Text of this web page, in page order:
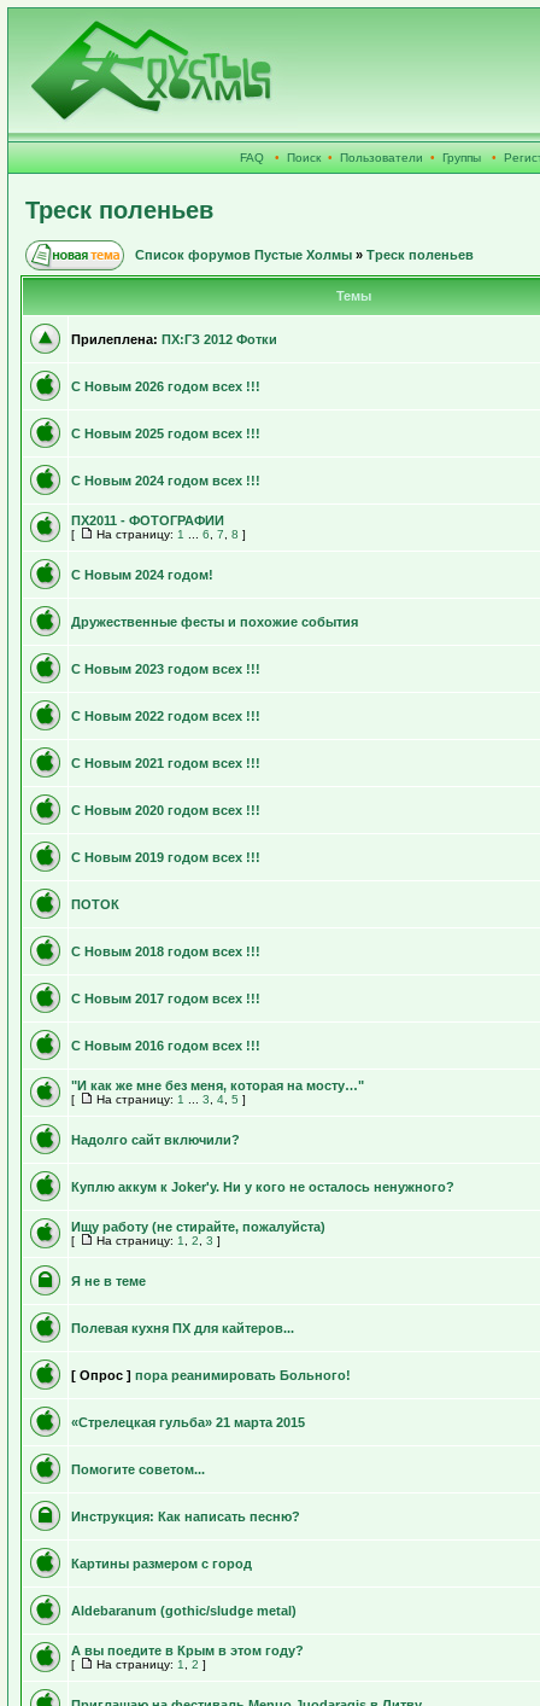
FAQ • Поиск • Пользователи • Группы •
Треск поленьев
Список форумов Пустые Холмы » Треск поленьев
Темы
Прилеплена: ПХ:ГЗ 2012 Фотки
С Новым 2026 годом всех !!!
С Новым 2025 годом всех !!!
С Новым 2024 годом всех !!!
ПХ2011 - ФОТОГРАФИИ
[ На страницу: 1 6 7 8 ]
С Новым 2024 годом!
Дружественные фесты и похожие события
С Новым 2023 годом всех !!!
С Новым 2022 годом всех !!!
С Новым 2021 годом всех !!!
С Новым 2020 годом всех !!!
С Новым 2019 годом всех !!!
ПОТОК
С Новым 2018 годом всех !!!
С Новым 2017 годом всех !!!
С Новым 2016 годом всех !!!
"И как же мне без меня, которая на мосту…"
[ На страницу: 1 3 4 5 ]
Надолго сайт включили?
Куплю аккум к Joker'у. Ни у кого не осталось ненужного?
Ищу работу (не стирайте, пожалуйста)
[ На страницу: 1 2 3 ]
Я не в теме
Полевая кухня ПХ для кайтеров...
[ Опрос ] пора реанимировать Больного!
«Стрелецкая гульба» 21 марта 2015
Помогите советом...
Инструкция: Как написать песню?
Картины размером с город
Aldebaranum (gothic/sludge metal)
А вы поедите в Крым в этом году?
[ На страницу: 1 2 ]